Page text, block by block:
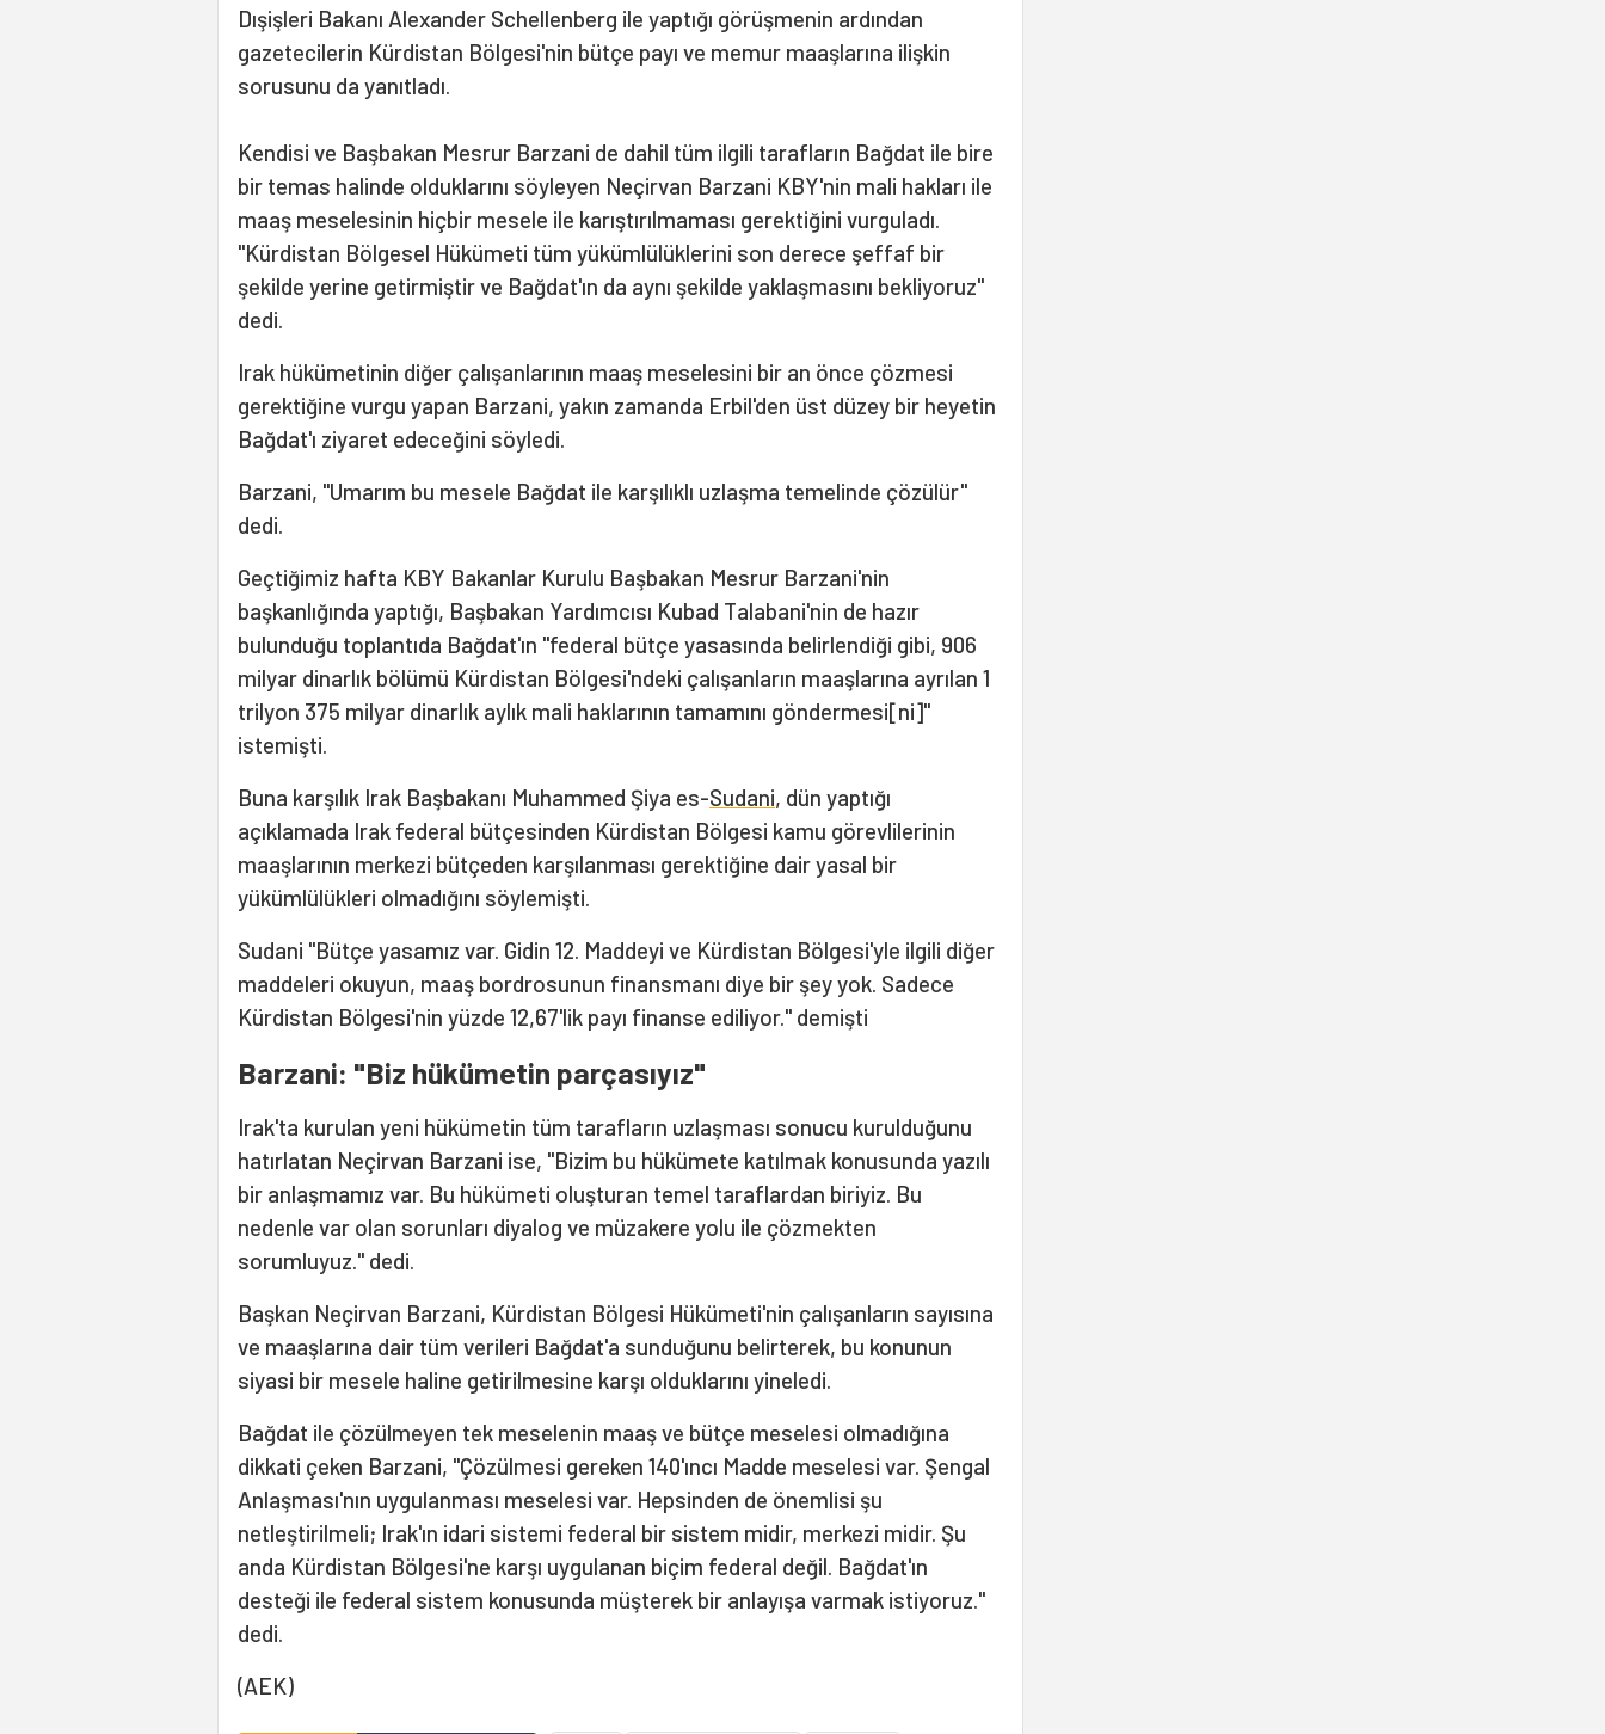
Dışişleri Bakanı Alexander Schellenberg ile yaptığı görüşmenin ardından
gazetecilerin Kürdistan Bölgesi'nin bütçe payı ve memur maaşlarına ilişkin
sorusunu da yanıtladı.
Kendisi ve Başbakan Mesrur Barzani de dahil tüm ilgili tarafların Bağdat ile bire
bir temas halinde olduklarını söyleyen Neçirvan Barzani KBY'nin mali hakları ile
maaş meselesinin hiçbir mesele ile karıştırılmaması gerektiğini vurguladı.
"Kürdistan Bölgesel Hükümeti tüm yükümlülüklerini son derece şeffaf bir
şekilde yerine getirmiştir ve Bağdat'ın da aynı şekilde yaklaşmasını bekliyoruz"
dedi.
Irak hükümetinin diğer çalışanlarının maaş meselesini bir an önce çözmesi
gerektiğine vurgu yapan Barzani, yakın zamanda Erbil'den üst düzey bir heyetin
Bağdat'ı ziyaret edeceğini söyledi.
Barzani, "Umarım bu mesele Bağdat ile karşılıklı uzlaşma temelinde çözülür"
dedi.
Geçtiğimiz hafta KBY Bakanlar Kurulu Başbakan Mesrur Barzani'nin
başkanlığında yaptığı, Başbakan Yardımcısı Kubad Talabani'nin de hazır
bulunduğu toplantıda Bağdat'ın "federal bütçe yasasında belirlendiği gibi, 906
milyar dinarlık bölümü Kürdistan Bölgesi'ndeki çalışanların maaşlarına ayrılan 1
trilyon 375 milyar dinarlık aylık mali haklarının tamamını göndermesi[ni]"
istemişti.
Buna karşılık Irak Başbakanı Muhammed Şiya es-Sudani, dün yaptığı
açıklamada Irak federal bütçesinden Kürdistan Bölgesi kamu görevlilerinin
maaşlarının merkezi bütçeden karşılanması gerektiğine dair yasal bir
yükümlülükleri olmadığını söylemişti.
Sudani "Bütçe yasamız var. Gidin 12. Maddeyi ve Kürdistan Bölgesi'yle ilgili diğer
maddeleri okuyun, maaş bordrosunun finansmanı diye bir şey yok. Sadece
Kürdistan Bölgesi'nin yüzde 12,67'lik payı finanse ediliyor." demişti
Barzani: "Biz hükümetin parçasıyız"
Irak'ta kurulan yeni hükümetin tüm tarafların uzlaşması sonucu kurulduğunu
hatırlatan Neçirvan Barzani ise, "Bizim bu hükümete katılmak konusunda yazılı
bir anlaşmamız var. Bu hükümeti oluşturan temel taraflardan biriyiz. Bu
nedenle var olan sorunları diyalog ve müzakere yolu ile çözmekten
sorumluyuz." dedi.
Başkan Neçirvan Barzani, Kürdistan Bölgesi Hükümeti'nin çalışanların sayısına
ve maaşlarına dair tüm verileri Bağdat'a sunduğunu belirterek, bu konunun
siyasi bir mesele haline getirilmesine karşı olduklarını yineledi.
Bağdat ile çözülmeyen tek meselenin maaş ve bütçe meselesi olmadığına
dikkati çeken Barzani, "Çözülmesi gereken 140'ıncı Madde meselesi var. Şengal
Anlaşması'nın uygulanması meselesi var. Hepsinden de önemlisi şu
netleştirilmeli; Irak'ın idari sistemi federal bir sistem midir, merkezi midir. Şu
anda Kürdistan Bölgesi'ne karşı uygulanan biçim federal değil. Bağdat'ın
desteği ile federal sistem konusunda müşterek bir anlayışa varmak istiyoruz."
dedi.
(AEK)